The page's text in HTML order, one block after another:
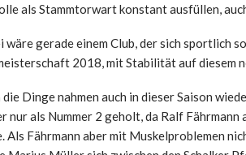
als Stammtorwart konstant ausfüllen,
wäre gerade einem Club, der sich sportlich
2018, mit Stabilität auf diesem
die Dinge nahmen auch in dieser Saison
nur als Nummer 2 geholt, da Ralf
Als Fährmann aber mit Muskelproblemen